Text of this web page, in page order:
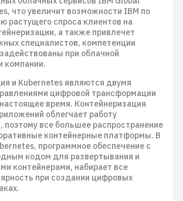
что увеличит возможности IBM по
растущего спроса клиентов на
а также привлечет
специалистов, компетенции
при облачной
компании.
и Kubernetes являются двумя
цифровой трансформации
время. Контейнеризация
облегчает работу
поэтому все большее распространение
контейнерные платформы. В
программное обеспечение с
кодом для развертывания и
контейнерами, набирает все
при создании цифровых